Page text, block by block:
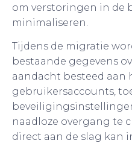
om verstoringen in de
minimaliseren.
Tijdens de migratie
bestaande gegevens
aandacht besteed aan
gebruikersaccounts,
naadloze overgang te
direct aan de slag kan